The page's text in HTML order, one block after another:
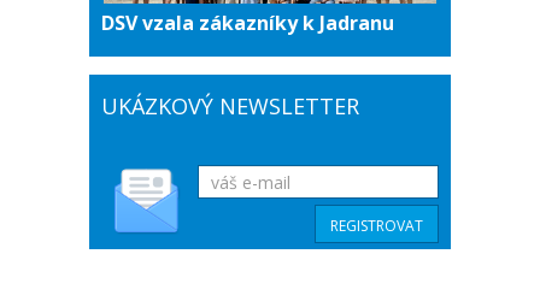
DSV vzala zákazníky k Jadranu
UKÁZKOVÝ NEWSLETTER